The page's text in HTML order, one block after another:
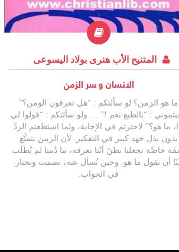
المتنيح الأب هنرى بولاد اليسوعى
الانسان و سر الزمن
ما هو الزمن؟ لو سألتكم : “هل تعرفون الومن؟”
: “بالطبع نعم !” … ولو سألتكم : “قولوا لي
ما هو؟” لاحترتم في الإجابة، ولما استطعتم الردّ
بدون بذل جهد كبير في التفكير. لأن الزمن يتمتَّع
خاصَّة تجعلنا نظنّ أنّنا نعرفه، ما دُمنا لم يُطلَب
أن نقول ما هو. وحين نُسأل عنه، نصمت ونحتار
في الجواب.